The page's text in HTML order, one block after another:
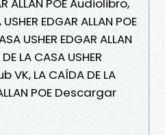
ALLAN POE Audiolibro,
EDGAR ALLAN POE
USHER EDGAR ALLAN
LA CASA USHER
VK, LA CAÍDA DE LA
POE Descargar